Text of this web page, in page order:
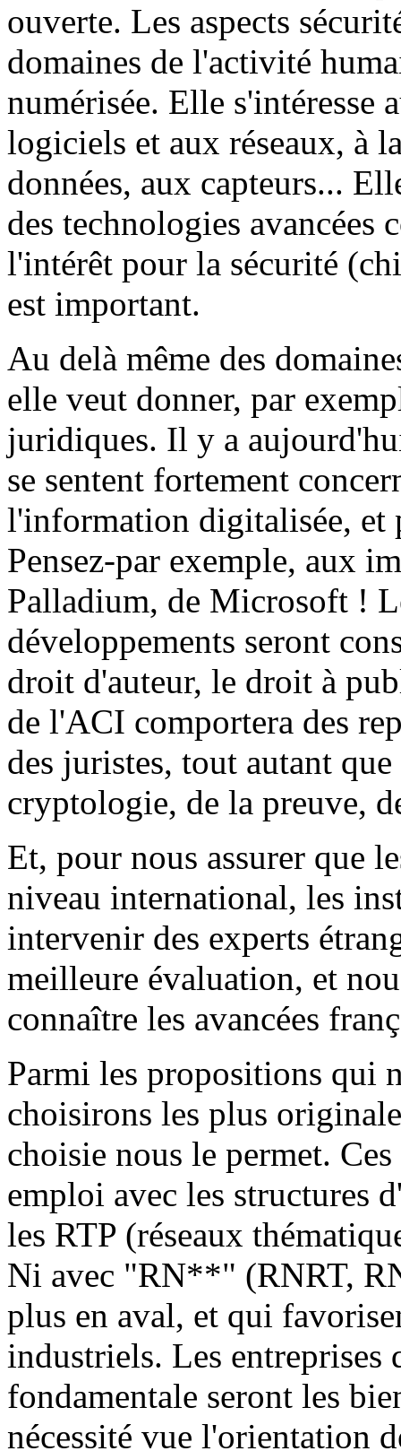
ouverte. Les aspects
domaines de l'activité
numérisée. Elle s'intéresse
logiciels et aux réseaux, à
données, aux capteurs...
des technologies
l'intérêt pour la sécurité
est important.
Au delà même des
elle veut donner, par
juridiques. Il y a
se sentent fortement
l'information digitalisée, et
Pensez-par exemple, aux
Palladium, de Microsoft !
développements seront
droit d'auteur, le droit à
de l'ACI comportera des
des juristes, tout autant
cryptologie, de la preuve,
Et, pour nous assurer que
niveau international, les
intervenir des experts
meilleure évaluation, et
connaître les avancées
Parmi les propositions qui
choisirons les plus
choisie nous le permet.
emploi avec les structures
les RTP (réseaux
Ni avec "RN**" (RNRT,
plus en aval, et qui
industriels. Les entreprises
fondamentale seront les
nécessité vue l'orientation